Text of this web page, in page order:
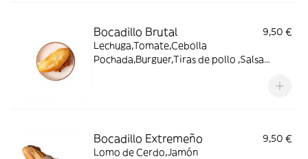
Bocadillo Brutal
9,50 €
Lechuga,Tomate,Cebolla
Pochada,Burguer,Tiras de pollo ,Salsa
Bocadillo Extremeño
9,50 €
Lomo de Cerdo,Jamón